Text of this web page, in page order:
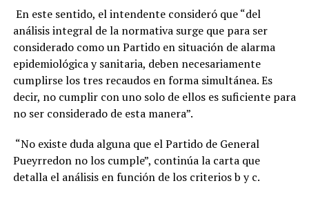
En este sentido, el intendente consideró que “del
análisis integral de la normativa surge que para ser
considerado como un Partido en situación de alarma
epidemiológica y sanitaria, deben necesariamente
cumplirse los tres recaudos en forma simultánea. Es
decir, no cumplir con uno solo de ellos es suficiente para
no ser considerado de esta manera”.
“No existe duda alguna que el Partido de General
Pueyrredon no los cumple”, continúa la carta que
detalla el análisis en función de los criterios b y c.